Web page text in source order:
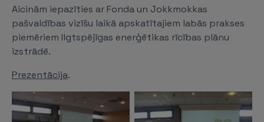
Aicinām iepazīties ar Fonda un Jokkmokkas
pašvaldības vizīšu laikā apskatītajiem labās prakses
piemēriem Ilgtspējīgas enerģētikas rīcības plānu
izstrādē.
Prezentācija.